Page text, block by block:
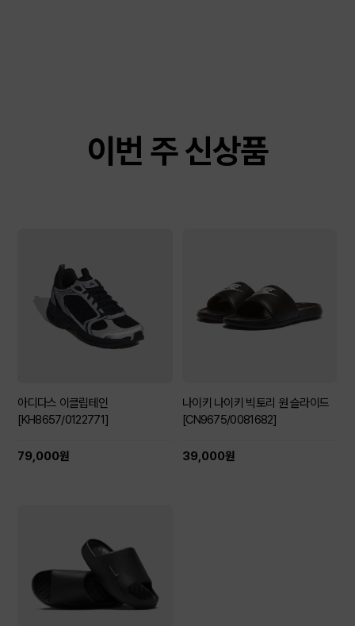
이번 주 신상품
아디다스 이클립테인
[KH8657/0122771]
79,000원
나이키 나이키 빅토리 원 슬라이드
[CN9675/0081682]
39,000원